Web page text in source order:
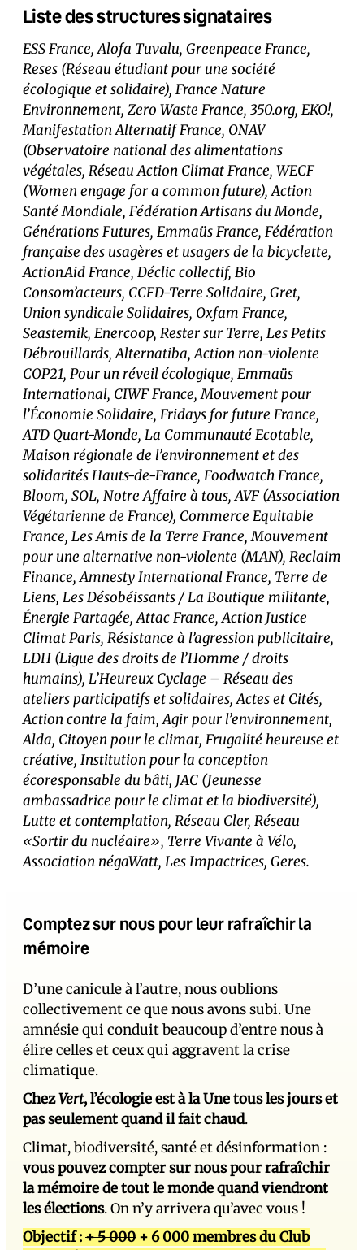
Liste des structures signataires
ESS France, Alofa Tuvalu, Greenpeace France,
Reses (Réseau étudiant pour une société
écologique et solidaire), France Nature
Environnement, Zero Waste France, 350.org, EKO!,
Manifestation Alternatif France, ONAV
(Observatoire national des alimentations
végétales, Réseau Action Climat France, WECF
(Women engage for a common future), Action
Santé Mondiale, Fédération Artisans du Monde,
Générations Futures, Emmaüs France, Fédération
française des usagères et usagers de la bicyclette,
ActionAid France, Déclic collectif, Bio
Consom’acteurs, CCFD-Terre Solidaire, Gret,
Union syndicale Solidaires, Oxfam France,
Seastemik, Enercoop, Rester sur Terre, Les Petits
Débrouillards, Alternatiba, Action non-violente
COP21, Pour un réveil écologique, Emmaüs
International, CIWF France, Mouvement pour
l’Économie Solidaire, Fridays for future France,
ATD Quart-Monde, La Communauté Ecotable,
Maison régionale de l’environnement et des
solidarités Hauts-de-France, Foodwatch France,
Bloom, SOL, Notre Affaire à tous, AVF (Association
Végétarienne de France), Commerce Equitable
France, Les Amis de la Terre France, Mouvement
pour une alternative non-violente (MAN), Reclaim
Finance, Amnesty International France, Terre de
Liens, Les Désobéissants / La Boutique militante,
Énergie Partagée, Attac France, Action Justice
Climat Paris, Résistance à l’agression publicitaire,
LDH (Ligue des droits de l’Homme / droits
humains), L’Heureux Cyclage – Réseau des
ateliers participatifs et solidaires, Actes et Cités,
Action contre la faim, Agir pour l’environnement,
Alda, Citoyen pour le climat, Frugalité heureuse et
créative, Institution pour la conception
écoresponsable du bâti, JAC (Jeunesse
ambassadrice pour le climat et la biodiversité),
Lutte et contemplation, Réseau Cler, Réseau
«Sortir du nucléaire», Terre Vivante à Vélo,
Association négaWatt, Les Impactrices, Geres.
Comptez sur nous pour leur rafraîchir la
mémoire
D’une canicule à l’autre, nous oublions
collectivement ce que nous avons subi. Une
amnésie qui conduit beaucoup d’entre nous à
élire celles et ceux qui aggravent la crise
climatique.
ChezVert, l’écologie est à la Une tous les jours et
pas seulement quand il fait chaud.
Climat, biodiversité, santé et désinformation :
vous pouvez compter sur nous pour rafraîchir
la mémoire de tout le monde quand viendront
les élections. On n’y arrivera qu’avec vous !
Objectif :+ 5 000 + 6 000 membres du Club